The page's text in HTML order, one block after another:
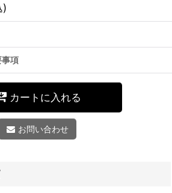
)
項
カートに入れる
お問い合わせ